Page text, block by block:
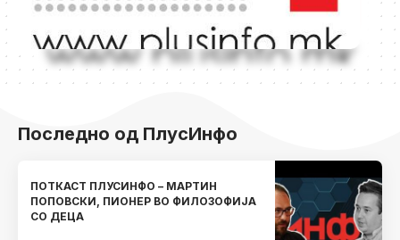
Последно од ПлусИнфо
ПОТКАСТ ПЛУСИНФО – МАРТИН
ПОПОВСКИ, ПИОНЕР ВО ФИЛОЗОФИЈА
СО ДЕЦА